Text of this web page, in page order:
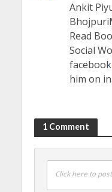
Ankit
Read
Social
facebook
him on
1 Comment
Click here to